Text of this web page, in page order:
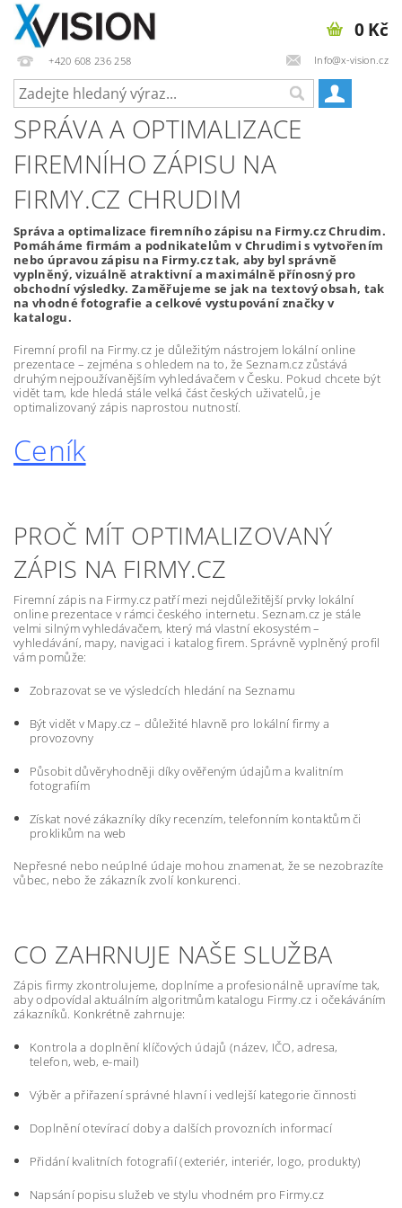
+420 608 236 258 Info@x-vision.cz
0 Kč
SPRÁVA A OPTIMALIZACE
FIREMNÍHO ZÁPISU NA
FIRMY.CZ CHRUDIM
Správa a optimalizace firemního zápisu na Firmy.cz Chrudim.
Pomáháme firmám a podnikatelům v Chrudimi s vytvořením
nebo úpravou zápisu na Firmy.cz tak, aby byl správně
vyplněný, vizuálně atraktivní a maximálně přínosný pro
obchodní výsledky. Zaměřujeme se jak na textový obsah, tak
na vhodné fotografie a celkové vystupování značky v
katalogu.
Firemní profil na Firmy.cz je důležitým nástrojem lokální online
prezentace – zejména s ohledem na to, že Seznam.cz zůstává
druhým nejpoužívanějším vyhledávačem v Česku. Pokud chcete být
vidět tam, kde hledá stále velká část českých uživatelů, je
optimalizovaný zápis naprostou nutností.
Ceník
PROČ MÍT OPTIMALIZOVANÝ
ZÁPIS NA FIRMY.CZ
Firemní zápis na Firmy.cz patří mezi nejdůležitější prvky lokální
online prezentace v rámci českého internetu. Seznam.cz je stále
velmi silným vyhledávačem, který má vlastní ekosystém –
vyhledávání, mapy, navigaci i katalog firem. Správně vyplněný profil
vám pomůže:
Zobrazovat se ve výsledcích hledání na Seznamu
Být vidět v Mapy.cz – důležité hlavně pro lokální firmy a
provozovny
Působit důvěryhodněji díky ověřeným údajům a kvalitním
fotografiím
Získat nové zákazníky díky recenzím, telefonním kontaktům či
proklikům na web
Nepřesné nebo neúplné údaje mohou znamenat, že se nezobrazíte
vůbec, nebo že zákazník zvolí konkurenci.
CO ZAHRNUJE NAŠE SLUŽBA
Zápis firmy zkontrolujeme, doplníme a profesionálně upravíme tak,
aby odpovídal aktuálním algoritmům katalogu Firmy.cz i očekáváním
zákazníků. Konkrétně zahrnuje:
Kontrola a doplnění klíčových údajů (název, IČO, adresa,
telefon, web, e-mail)
Výběr a přiřazení správné hlavní i vedlejší kategorie činnosti
Doplnění otevírací doby a dalších provozních informací
Přidání kvalitních fotografií (exteriér, interiér, logo, produkty)
Napsání popisu služeb ve stylu vhodném pro Firmy.cz